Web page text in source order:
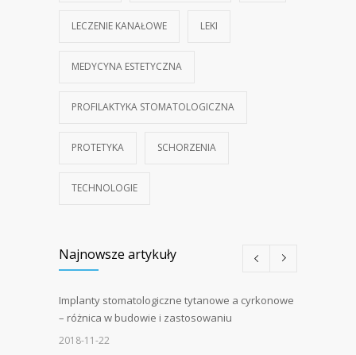
LECZENIE KANAŁOWE LEKI
MEDYCYNA ESTETYCZNA
PROFILAKTYKA STOMATOLOGICZNA
PROTETYKA SCHORZENIA
TECHNOLOGIE
Najnowsze artykuły
Implanty stomatologiczne tytanowe a cyrkonowe
– różnica w budowie i zastosowaniu
2018-11-22